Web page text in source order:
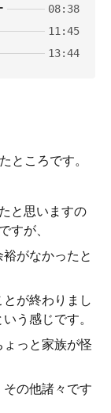
08:38
11:45
13:44
ところです。
と思いますの
すが、
がなかったと
が終わりまし
う感じです。
っと家族が怪
の他諸々です